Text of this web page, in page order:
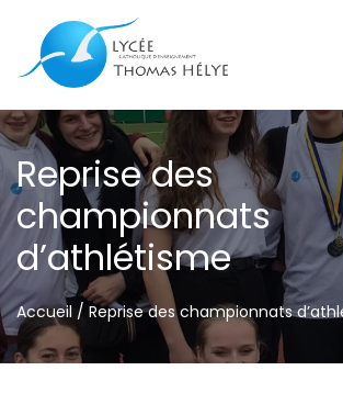
Passer
au
contenu
Reprise des
championnats
d’athlétisme
Accueil / Reprise des championnats